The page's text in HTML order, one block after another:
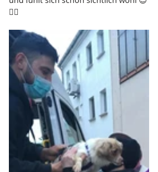
👍🏻